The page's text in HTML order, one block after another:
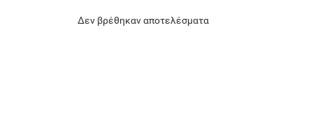
Δεν βρέθηκαν αποτελέσματα